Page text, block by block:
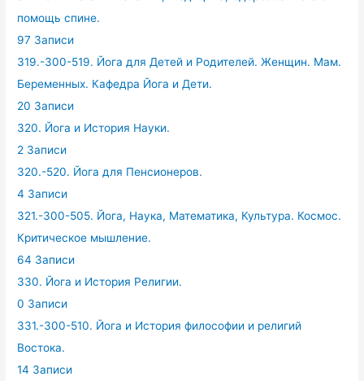
помощь спине.
97 Записи
319.-300-519. Йога для Детей и Родителей. Женщин. Мам.
Беременных. Кафедра Йога и Дети.
20 Записи
320. Йога и История Науки.
2 Записи
320.-520. Йога для Пенсионеров.
4 Записи
321.-300-505. Йога, Наука, Математика, Культура. Космос.
Критическое мышление.
64 Записи
330. Йога и История Религии.
0 Записи
331.-300-510. Йога и История философии и религий
Востока.
14 Записи